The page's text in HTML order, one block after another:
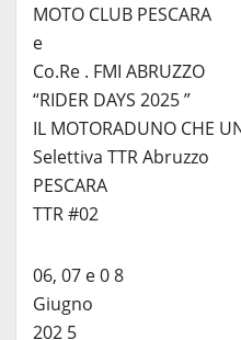
MOTO CLUB PESCARA
e
Co.Re . FMI ABRUZZO
“RIDER DAYS 2025 ”
IL MOTORADUNO CHE
Selettiva TTR Abruzzo
PESCARA
TTR #02
06, 07 e 0 8
Giugno
202 5